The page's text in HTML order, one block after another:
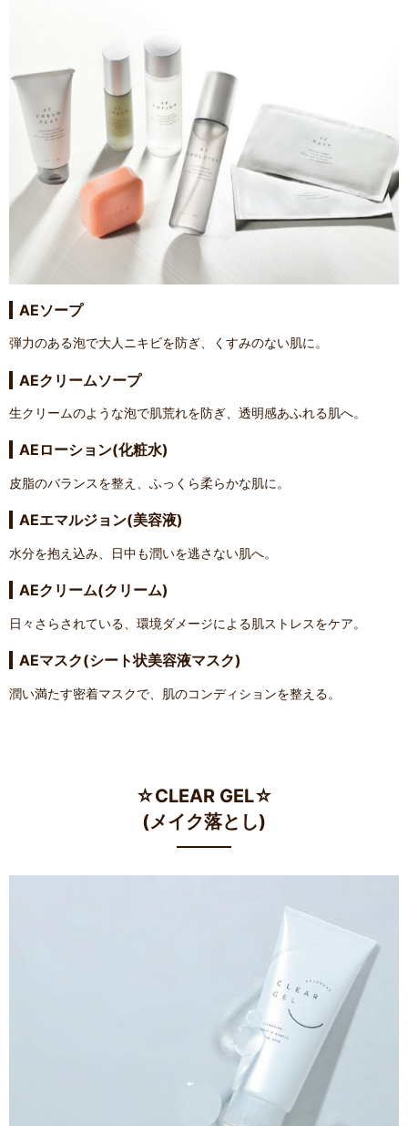
AEソープ
弾力のある泡で大人ニキビを防ぎ、くすみのない肌に。
AEクリームソープ
生クリームのような泡で肌荒れを防ぎ、透明感あふれる肌へ。
AEローション(化粧水)
皮脂のバランスを整え、ふっくら柔らかな肌に。
AEエマルジョン(美容液)
水分を抱え込み、日中も潤いを逃さない肌へ。
AEクリーム(クリーム)
日々さらされている、環境ダメージによる肌ストレスをケア。
AEマスク(シート状美容液マスク)
潤い満たす密着マスクで、肌のコンディションを整える。
☆CLEAR GEL☆
(メイク落とし)